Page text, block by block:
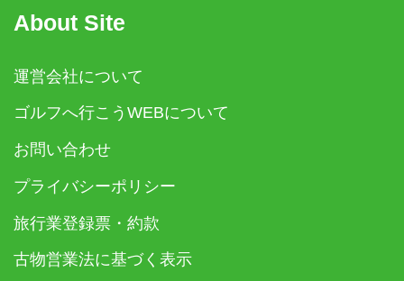
About Site
運営会社について
ゴルフへ行こうWEBについて
お問い合わせ
プライバシーポリシー
旅行業登録票・約款
古物営業法に基づく表示